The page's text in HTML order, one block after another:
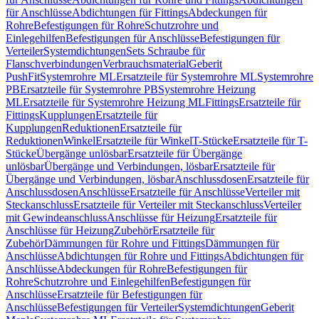
für AnschlüsseAbdichtungen für FittingsAbdeckungen für
RohreBefestigungen für RohreSchutzrohre und
EinlegehilfenBefestigungen für AnschlüsseBefestigungen für
VerteilerSystemdichtungenSets Schraube für
FlanschverbindungenVerbrauchsmaterialGeberit
PushFitSystemrohre MLErsatzteile für Systemrohre MLSystemrohre
PBErsatzteile für Systemrohre PBSystemrohre Heizung
MLErsatzteile für Systemrohre Heizung MLFittingsErsatzteile für
FittingsKupplungenErsatzteile für
KupplungenReduktionenErsatzteile für
ReduktionenWinkelErsatzteile für WinkelT-StückeErsatzteile für T-
StückeÜbergänge unlösbarErsatzteile für Übergänge
unlösbarÜbergänge und Verbindungen, lösbarErsatzteile für
Übergänge und Verbindungen, lösbarAnschlussdosenErsatzteile für
AnschlussdosenAnschlüsseErsatzteile für AnschlüsseVerteiler mit
SteckanschlussErsatzteile für Verteiler mit SteckanschlussVerteiler
mit GewindeanschlussAnschlüsse für HeizungErsatzteile für
Anschlüsse für HeizungZubehörErsatzteile für
ZubehörDämmungen für Rohre und FittingsDämmungen für
AnschlüsseAbdichtungen für Rohre und FittingsAbdichtungen für
AnschlüsseAbdeckungen für RohreBefestigungen für
RohreSchutzrohre und EinlegehilfenBefestigungen für
AnschlüsseErsatzteile für Befestigungen für
AnschlüsseBefestigungen für VerteilerSystemdichtungenGeberit